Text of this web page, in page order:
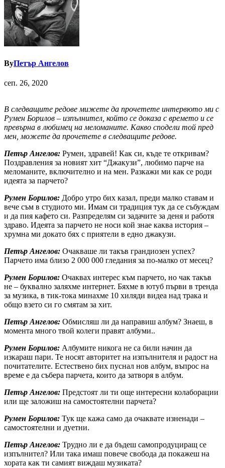
ByПетър Ангелов
сеп. 26, 2020
В следващите редове мижете да прочетете интервюто ми с
Румен Борилов – изпълнител, който се доказа с времето и се
превърна в любимец на меломаните. Какво сподели той пред
мен, можете да прочетете в следващите редове.
Петър Ангелов: Румен, здравей! Как си, къде те откривам?
Поздравления за новият хит “Джакузи”, любимо парче на
меломаните, включително и на мен. Разкажи ми как се роди
идеята за парчето?
Румен Борилов: Добро утро бих казал, преди малко ставам и
вече съм в студиото ми. Имам си традиция тук да се събуждам
и да пия кафето си. Разпределям си задачите за деня и работя
здраво. Идеята за парчето не носи кой знае каква история –
хрумна ми докато бях с приятели в едно джакузи.
Петър Ангелов: Очакваше ли такъв грандиозен успех?
Парчето има близо 2 000 000 гледания за по-малко от месец?
Румен Борилов: Очаквах интерес към парчето, но чак такъв
не – буквално заляхме интернет. Бяхме в ютуб първи в тренда
за музика, в тик-тока минахме 10 хиляди видеа над трака и
общо взето си го смятам за хит.
Петър Ангелов: Обмисляш ли да направиш албум? Знаеш, в
момента много твой колеги правят албуми..
Румен Борилов: Албумите никога не са били начин да
изкараш пари. Те носят авторитет на изпълнителя и радост на
почитателите. Естествено бих пуснал нов албум, въпрос на
време е да събера парчета, които да затворя в албум.
Петър Ангелов: Предстоят ли ти още интересни колаборации
или ще заложиш на самостоятелни парчета?
Румен Борилов: Тук ще кажа само да очаквате изненади –
самостоятелни и дуетни.
Петър Ангелов: Трудно ли е да бъдеш самопродуциращ се
изпълнител? Или така имаш повече свобода да покажеш на
хората как ти самият виждаш музиката?